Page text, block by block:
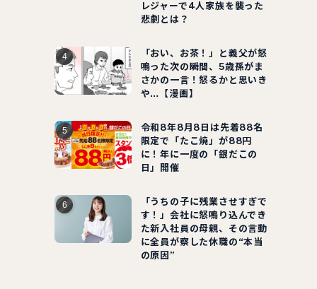
レジャーで4人家族を襲った
悲劇とは？
「おい、お茶！」と義父が怒
鳴った次の瞬間、5歳孫がま
さかの一言！怒るかと思いき
や…【漫画】
令和8年8月8日は先着88名
限定で「たこ焼」が88円
に！年に一度の「銀だこの
日」開催
「うちの子に残業させすぎで
す！」会社に怒鳴り込んでき
た新入社員の母親、その言動
に全員が察した休職の“本当
の原因”